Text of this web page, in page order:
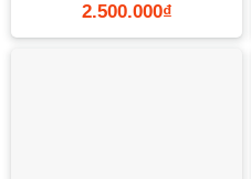
2.500.000₫